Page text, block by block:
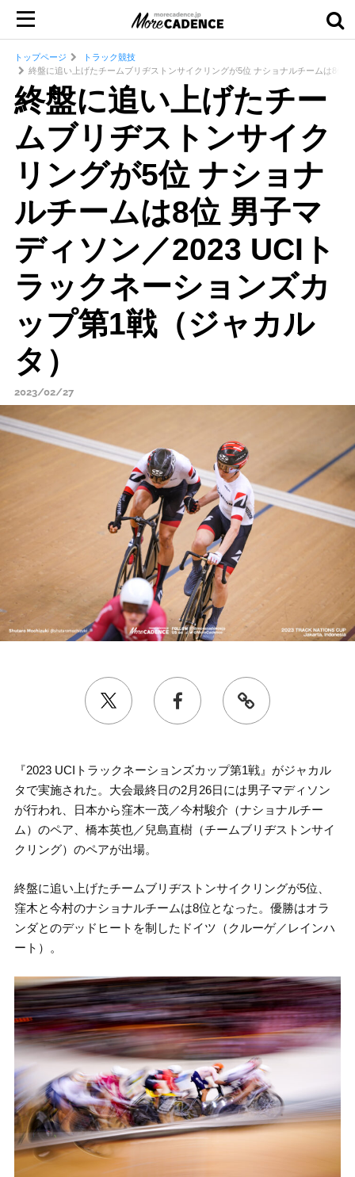
トップページ
トラック競技
終盤に追い上げたチームブリヂストンサイクリングが5位 ナショナルチームは8位
終盤に追い上げたチー
ムブリヂストンサイク
リングが5位 ナショナ
ルチームは8位 男子マ
ディソン／2023 UCIト
ラックネーションズカ
ップ第1戦（ジャカル
タ）
2023/02/27
『2023 UCIトラックネーションズカップ第1戦』がジャカル
タで実施された。大会最終日の2月26日には男子マディソン
が行われ、日本から窪木一茂／今村駿介（ナショナルチー
ム）のペア、橋本英也／兒島直樹（チームブリヂストンサイ
クリング）のペアが出場。
終盤に追い上げたチームブリヂストンサイクリングが5位、
窪木と今村のナショナルチームは8位となった。優勝はオラ
ンダとのデッドヒートを制したドイツ（クルーゲ／レインハ
ート）。